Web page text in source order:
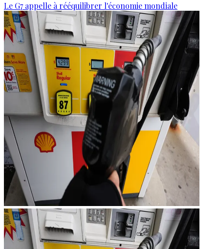
Le G7 appelle à rééquilibrer l'économie mondiale